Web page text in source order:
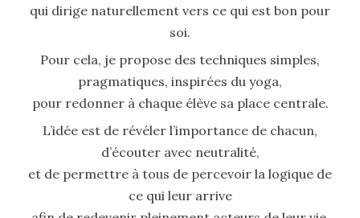
qui dirige naturellement vers ce qui est bon pour
soi.
Pour cela, je propose des techniques simples,
pragmatiques, inspirées du yoga,
pour redonner à chaque élève sa place centrale.
L’idée est de révéler l’importance de chacun,
d’écouter avec neutralité,
et de permettre à tous de percevoir la logique de
ce qui leur arrive